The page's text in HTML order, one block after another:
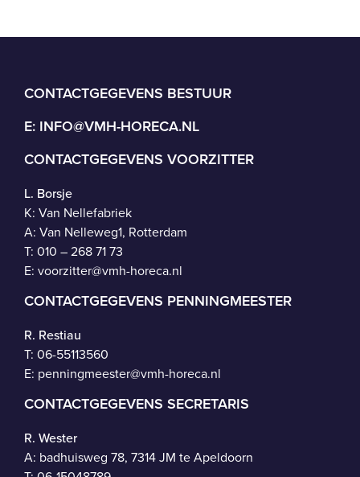
CONTACTGEGEVENS BESTUUR
E: INFO@VMH-HORECA.NL
CONTACTGEGEVENS VOORZITTER
L. Borsje
K: Van Nellefabriek
A: Van Nelleweg1, Rotterdam
T: 010 – 268 71 73
E: voorzitter@vmh-horeca.nl
CONTACTGEGEVENS PENNINGMEESTER
R. Restiau
T: 06-55113560
E: penningmeester@vmh-horeca.nl
CONTACTGEGEVENS SECRETARIS
R. Wester
A: badhuisweg 78, 7314 JM te Apeldoorn